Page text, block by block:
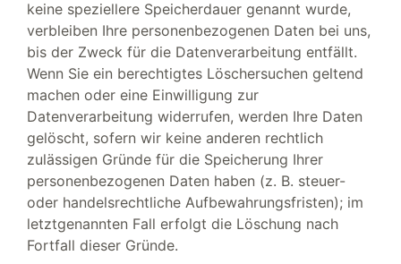
keine speziellere Speicherdauer genannt wurde,
verbleiben Ihre personenbezogenen Daten bei uns,
bis der Zweck für die Datenverarbeitung entfällt.
Wenn Sie ein berechtigtes Löschersuchen geltend
machen oder eine Einwilligung zur
Datenverarbeitung widerrufen, werden Ihre Daten
gelöscht, sofern wir keine anderen rechtlich
zulässigen Gründe für die Speicherung Ihrer
personenbezogenen Daten haben (z. B. steuer-
oder handelsrechtliche Aufbewahrungsfristen); im
letztgenannten Fall erfolgt die Löschung nach
Fortfall dieser Gründe.